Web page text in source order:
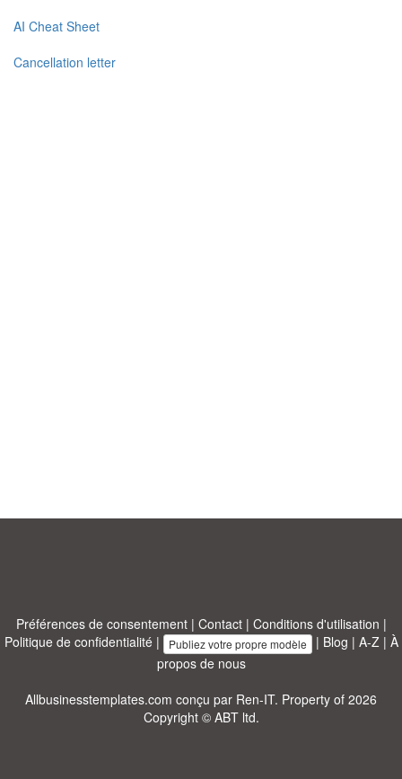
AI Cheat Sheet
Cancellation letter
Préférences de consentement| Contact| Conditions d'utilisation |
Politique de confidentialité| Publiez votre propre modèle | Blog | A-Z| À
propos de nous
Allbusinesstemplates.com conçu par Ren-IT. Property of 2026
Copyright © ABT ltd.